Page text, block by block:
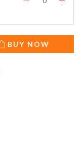
BUY NOW